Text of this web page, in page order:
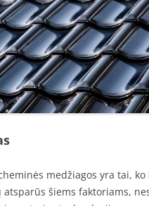
medžiagos yra tai,
šiems faktoriams,